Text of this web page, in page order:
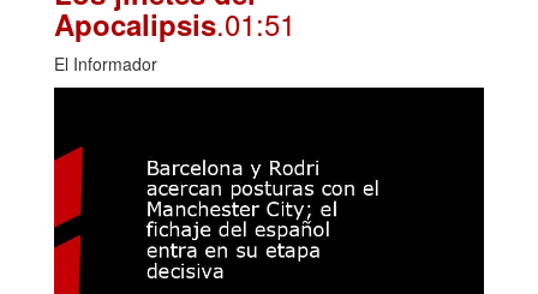
Apocalipsis.01:51
El Informador